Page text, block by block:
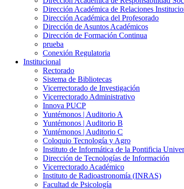
Dirección Académica de Relaciones
Dirección Académica del Profesorado
Dirección de Asuntos Académicos
Dirección de Formación Continua
prueba
Conexión Regulatoria
Institucional
Rectorado
Sistema de Bibliotecas
Vicerrectorado de Investigación
Vicerrectorado Administrativo
Innova PUCP
Yuntémonos | Auditorio A
Yuntémonos | Auditorio B
Yuntémonos | Auditorio C
Coloquio Tecnología y Agro
Instituto de Informática de la Pontificia
Dirección de Tecnologías de Información
Vicerrectorado Académico
Instituto de Radioastronomía (INRAS)
Facultad de Psicología